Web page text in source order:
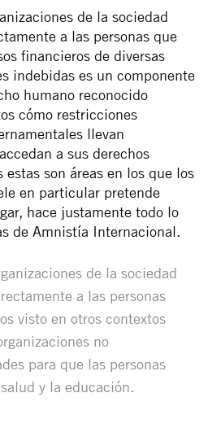
de la sociedad
a las personas que
financieros de diversas
indebidas es un componente
humano reconocido
cómo restricciones
llevan
a sus derechos
son áreas en los que los
en particular pretende
hace justamente todo lo
de Amnistía Internacional.
de la sociedad
a las personas
visto en otros contextos
no
para que las personas
y la educación.